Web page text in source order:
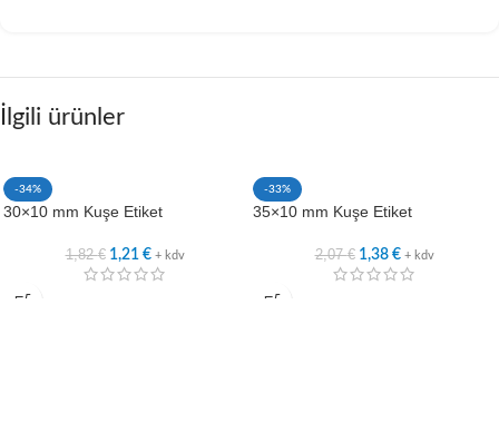
İlgili ürünler
-34%
30×10 mm Kuşe Etiket
1,82€ 1,21 € + kdv
-33%
35×10 mm Kuşe Etiket
2,07€ 1,38 € + kdv